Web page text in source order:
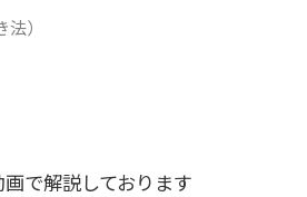
）
で解説しております